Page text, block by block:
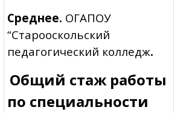
Среднее. ОГАПОУ
“Старооскольский
педагогический колледж.
Общий стаж работы
по специальности